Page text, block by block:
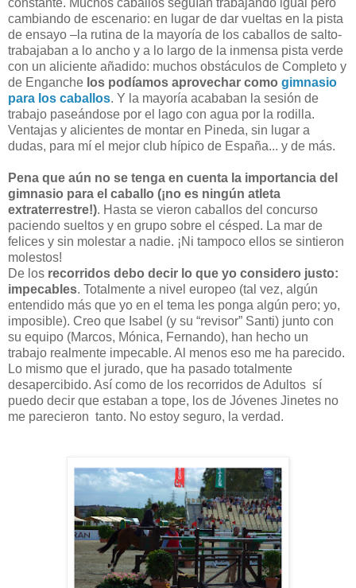
constante. Muchos caballos seguían trabajando igual pero
cambiando de escenario: en lugar de dar vueltas en la pista
de ensayo –la rutina de la mayoría de los caballos de salto-
trabajaban a lo ancho y a lo largo de la inmensa pista verde
con un aliciente añadido: muchos obstáculos de Completo y
de Enganche los podíamos aprovechar como gimnasio
para los caballos. Y la mayoría acababan la sesión de
trabajo paseándose por el lago con agua por la rodilla.
Ventajas y alicientes de montar en Pineda, sin lugar a
dudas, para mí el mejor club hípico de España... y de más.
Pena que aún no se tenga en cuenta la importancia del
gimnasio para el caballo (¡no es ningún atleta
extraterrestre!). Hasta se vieron caballos del concurso
paciendo sueltos y en grupo sobre el césped. La mar de
felices y sin molestar a nadie. ¡Ni tampoco ellos se sintieron
molestos!
De los recorridos debo decir lo que yo considero justo:
impecables. Totalmente a nivel europeo (tal vez, algún
entendido más que yo en el tema les ponga algún pero; yo,
imposible). Creo que Isabel (y su “revisor” Santi) junto con
su equipo (Marcos, Mónica, Fernando), han hecho un
trabajo realmente impecable. Al menos eso me ha parecido.
Lo mismo que el jurado, que ha pasado totalmente
desapercibido. Así como de los recorridos de Adultos sí
puedo decir que estaban a tope, los de Jóvenes Jinetes no
me parecieron tanto. No estoy seguro, la verdad.